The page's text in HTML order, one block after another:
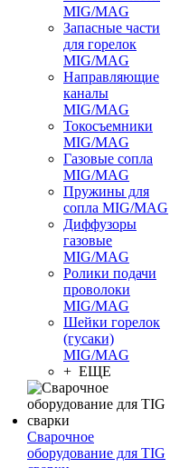
MIG/MAG
Запасные части
для горелок
MIG/MAG
Направляющие
каналы
MIG/MAG
Токосъемники
MIG/MAG
Газовые сопла
MIG/MAG
Пружины для
сопла MIG/MAG
Диффузоры
газовые
MIG/MAG
Ролики подачи
проволоки
MIG/MAG
Шейки горелок
(гусаки)
MIG/MAG
+ ЕЩЕ
Сварочное
оборудование для TIG